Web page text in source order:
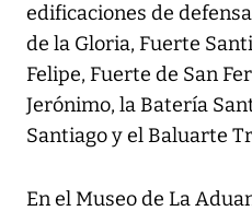
edificaciones de
de la Gloria, Fuerte
Felipe, Fuerte de San
Jerónimo, la Batería
Santiago y el Baluarte
En el Museo de La